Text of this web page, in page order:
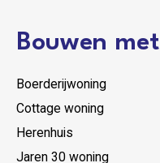
Bouwen
Boerderijwoning
Cottage woning
Herenhuis
Jaren 30 woning